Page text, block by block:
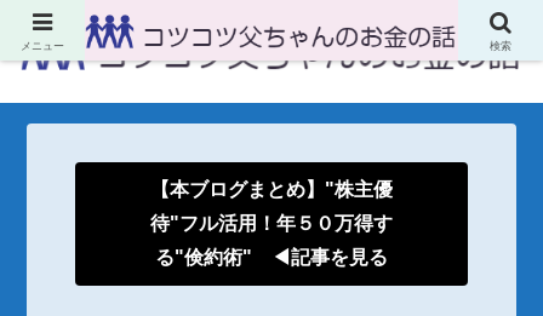
【本ブログまとめ】"株主優
待"フル活用！年５０万得す
る"倹約術" ◀記事を見る
メニュー 検索